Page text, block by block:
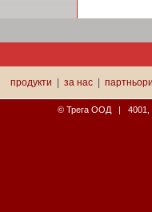
продукти за нас|
© Трега ООД | 4001,